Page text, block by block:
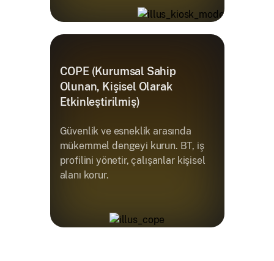
COPE (Kurumsal Sahip
Olunan, Kişisel Olarak
Etkinleştirilmiş)
Güvenlik ve esneklik arasında
mükemmel dengeyi kurun. BT, iş
profilini yönetir, çalışanlar kişisel
alanı korur.